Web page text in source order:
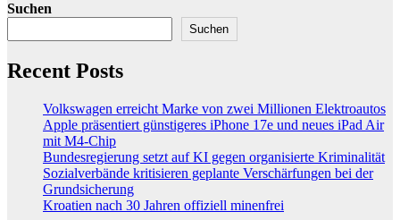
Suchen
Suchen
Recent Posts
Volkswagen erreicht Marke von zwei Millionen Elektroautos
Apple präsentiert günstigeres iPhone 17e und neues iPad Air
mit M4-Chip
Bundesregierung setzt auf KI gegen organisierte Kriminalität
Sozialverbände kritisieren geplante Verschärfungen bei der
Grundsicherung
Kroatien nach 30 Jahren offiziell minenfrei